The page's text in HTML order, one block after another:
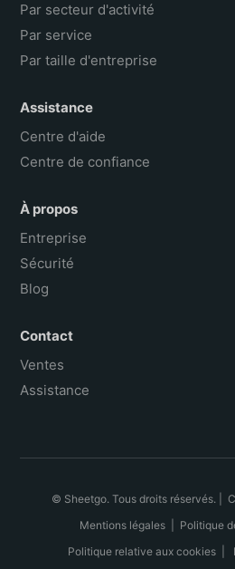
Par secteur d'activité
Par service
Par taille d'entreprise
Assistance
Centre d'aide
Centre de confiance
À propos
Entreprise
Sécurité
Blog
Contact
Ventes
Assistance
© Sheetgo. Tous droits réservés. |
Mentions légales| Politique
Politique relative aux cookies